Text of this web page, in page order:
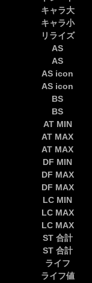
キャラ大
キャラ小
リライズ
AS
AS
AS icon
AS icon
BS
BS
AT MIN
AT MAX
AT MAX
DF MIN
DF MAX
DF MAX
LC MIN
LC MAX
LC MAX
ST 合計
ST 合計
ライフ
ライフ値